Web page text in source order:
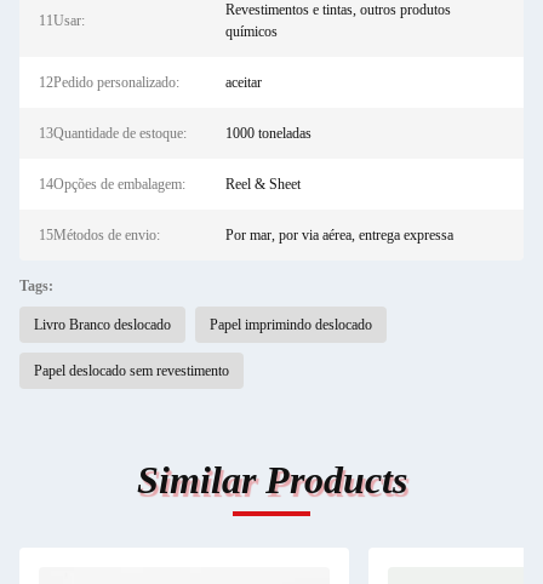
11Usar:
Revestimentos e tintas, outros produtos
químicos
12Pedido personalizado: aceitar
13Quantidade de estoque: 1000 toneladas
14Opções de embalagem: Reel & Sheet
15Métodos de envio: Por mar, por via aérea, entrega expressa
Tags:
Livro Branco deslocado Papel imprimindo deslocado
Papel deslocado sem revestimento
Similar Products